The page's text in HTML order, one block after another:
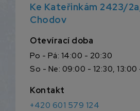
Ke Kateřinkám 2423/2a,
Chodov
Otevírací doba
Po - Pá: 14:00 - 20:30
So - Ne: 09:00 - 12:30, 13:00
Kontakt
+420 601 579 124